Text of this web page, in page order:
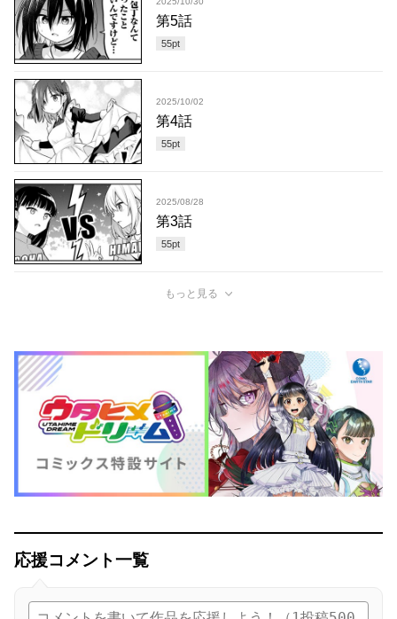
第5話
55pt
2025/10/02
第4話
55pt
2025/08/28
第3話
55pt
もっと見る
応援コメント一覧